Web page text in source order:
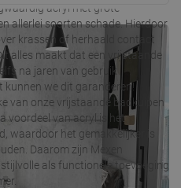
acryl met grote
allerlei soorten schade. Hierdoor
krassen of herhaald contact
alles maakt dat een vrijstaande
na jaren van gebruik
kunnen we dit garanderen!
van onze vrijstaande badkuipen
voordeel van acryl is het
waardoor het gemakkelijker is
Daarom zijn Mexen
als functionele toevoeging